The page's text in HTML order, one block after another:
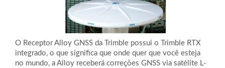
O Receptor Alloy GNSS da Trimble possui o Trimble RTX
integrado, o que significa que onde quer que você esteja
no mundo, a Alloy receberá correções GNSS via satélite L-